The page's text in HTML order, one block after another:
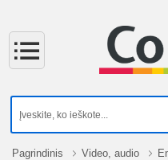
Pagrindinis Video, audio